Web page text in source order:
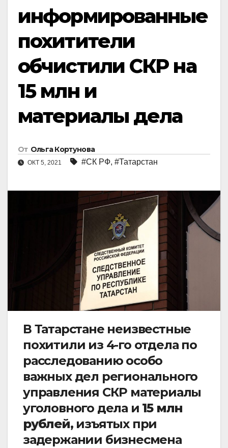
информированные
похитители
обчистили СКР на
15 млн и
материалы дела
От Ольга Кортунова
ОКТ 5, 2021 #СК РФ, #Татарстан
В Татарстане неизвестные
похитили из 4-го отдела по
расследованию особо
важных дел регионального
управления СКР материалы
уголовного дела и 15 млн
рублей, изъятых при
задержании бизнесмена